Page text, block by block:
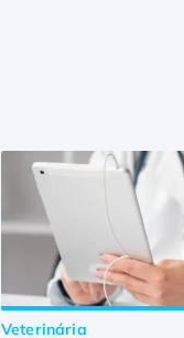
Veterinária